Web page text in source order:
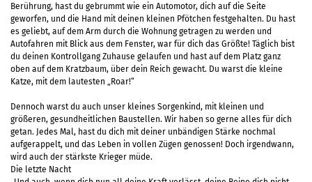
Berührung, hast du gebrummt wie ein Automotor, dich auf die Seite
geworfen, und die Hand mit deinen kleinen Pfötchen festgehalten. Du hast
es geliebt, auf dem Arm durch die Wohnung getragen zu werden und
Autofahren mit Blick aus dem Fenster, war für dich das Größte! Täglich bist
du deinen Kontrollgang Zuhause gelaufen und hast auf dem Platz ganz
oben auf dem Kratzbaum, über dein Reich gewacht. Du warst die kleine
Katze, mit dem lautesten „Roar!“
Dennoch warst du auch unser kleines Sorgenkind, mit kleinen und
größeren, gesundheitlichen Baustellen. Wir haben so gerne alles für dich
getan. Jedes Mal, hast du dich mit deiner unbändigen Stärke nochmal
aufgerappelt, und das Leben in vollen Zügen genossen! Doch irgendwann,
wird auch der stärkste Krieger müde.
Die letzte Nacht